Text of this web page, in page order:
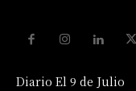
Diario El 9 de Julio